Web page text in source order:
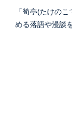
「筍亭(たけの
める落語や漫談